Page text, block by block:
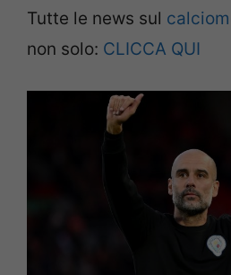
Tutte le news sul
non solo: CLICCA QUI